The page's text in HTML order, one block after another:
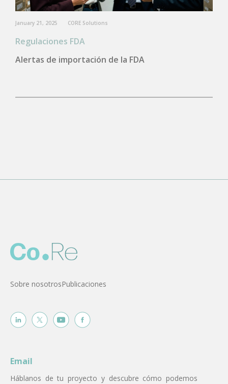
January 21, 2025 CORE Solutions
Regulaciones FDA
Alertas de importación de la FDA
Sobre nosotrosPublicaciones
Email
Háblanos de tu proyecto y descubre cómo podemos